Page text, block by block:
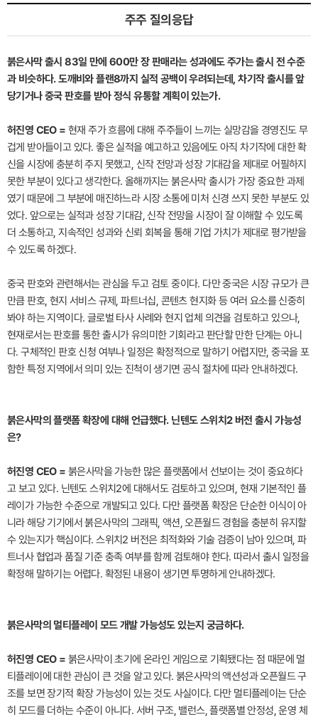
주주 질의응답
붉은사막 출시 83일 만에 600만 장 판매라는 성과에도 주가는 출시 전 수준
과 비슷하다. 도깨비와 플랜8까지 실적 공백이 우려되는데, 차기작 출시를 앞
당기거나 중국 판호를 받아 정식 유통할 계획이 있는가.
허진영 CEO = 현재 주가 흐름에 대해 주주들이 느끼는 실망감을 경영진도 무
겁게 받아들이고 있다. 좋은 실적을 예고하고 있음에도 아직 차기작에 대한 확
신을 시장에 충분히 주지 못했고, 신작 전망과 성장 기대감을 제대로 어필하지
못한 부분이 있다고 생각한다. 올해까지는 붉은사막 출시가 가장 중요한 과제
였기 때문에 그 부분에 매진하느라 시장 소통에 미처 신경 쓰지 못한 부분도 있
었다. 앞으로는 실적과 성장 기대감, 신작 전망을 시장이 잘 이해할 수 있도록
더 소통하고, 지속적인 성과와 신뢰 회복을 통해 기업 가치가 제대로 평가받을
수 있도록 하겠다.
중국 판호와 관련해서는 관심을 두고 검토 중이다. 다만 중국은 시장 규모가 큰
만큼 판호, 현지 서비스 규제, 파트너십, 콘텐츠 현지화 등 여러 요소를 신중히
봐야 하는 지역이다. 글로벌 타사 사례와 현지 업체 의견을 검토하고 있으나,
현재로서는 판호를 통한 출시가 유의미한 기회라고 판단할 만한 단계는 아니
다. 구체적인 판호 신청 여부나 일정은 확정적으로 말하기 어렵지만, 중국을 포
함한 특정 지역에서 의미 있는 진척이 생기면 공식 절차에 따라 안내하겠다.
붉은사막의 플랫폼 확장에 대해 언급했다. 닌텐도 스위치2 버전 출시 가능성
은?
허진영 CEO =붉은사막을 가능한 많은 플랫폼에서 선보이는 것이 중요하다
고 보고 있다. 닌텐도 스위치2에 대해서도 검토하고 있으며, 현재 기본적인 플
레이가 가능한 수준으로 개발되고 있다. 다만 플랫폼 확장은 단순한 이식이 아
니라 해당 기기에서 붉은사막의 그래픽, 액션, 오픈월드 경험을 충분히 유지할
수 있는지가 핵심이다. 스위치2 버전은 최적화와 기술 검증이 남아 있으며, 파
트너사 협업과 품질 기준 충족 여부를 함께 검토해야 한다. 따라서 출시 일정을
확정해 말하기는 어렵다. 확정된 내용이 생기면 투명하게 안내하겠다.
붉은사막의 멀티플레이 모드 개발 가능성도 있는지 궁금하다.
허진영 CEO =붉은사막이 초기에 온라인 게임으로 기획됐다는 점 때문에 멀
티플레이에 대한 관심이 큰 것을 알고 있다. 붉은사막의 액션성과 오픈월드 구
조를 보면 장기적 확장 가능성이 있는 것도 사실이다. 다만 멀티플레이는 단순
히 모드를 더하는 수준이 아니다. 서버 구조, 밸런스, 플랫폼별 안정성, 운영 체